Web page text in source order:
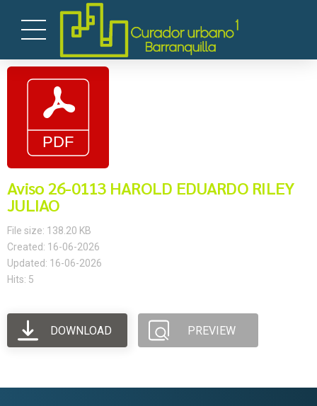
Aviso 26-0113 HAROLD EDUARDO RILEY
JULIAO
File size: 138.20 KB
Created: 16-06-2026
Updated: 16-06-2026
Hits: 5
DOWNLOAD PREVIEW